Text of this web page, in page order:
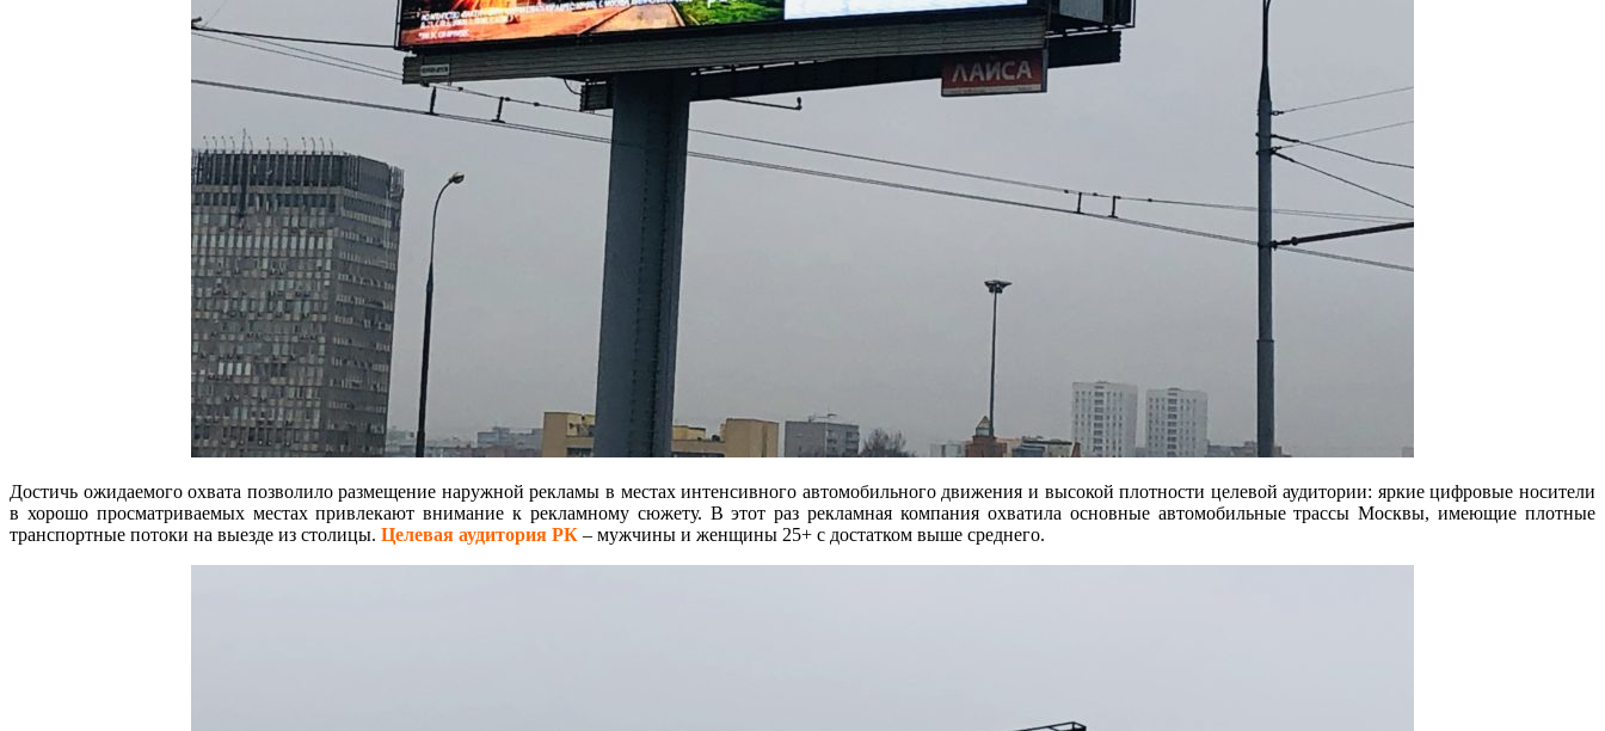
Достичь ожидаемого охвата позволило размещение наружной рекламы в местах интенсивного автомобильного движения и высокой плотности целевой аудитории: яркие цифровые носители
в хорошо просматриваемых местах привлекают внимание к рекламному сюжету. В этот раз рекламная компания охватила основные автомобильные трассы Москвы, имеющие плотные
транспортные потоки на выезде из столицы. Целевая аудитория РК – мужчины и женщины 25+ с достатком выше среднего.